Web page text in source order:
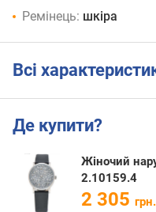
Ремінець: шкіра
Всі
Де купити?
Жіночий
2.10159.4
2 305 грн.